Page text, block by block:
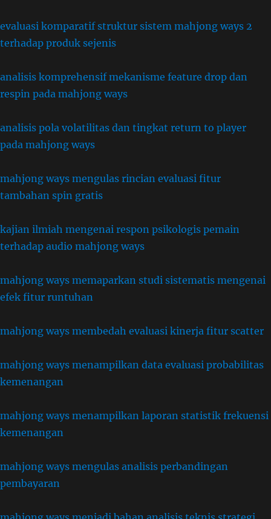
evaluasi komparatif struktur sistem mahjong ways 2
terhadap produk sejenis
analisis komprehensif mekanisme feature drop dan
respin pada mahjong ways
analisis pola volatilitas dan tingkat return to player
pada mahjong ways
mahjong ways mengulas rincian evaluasi fitur
tambahan spin gratis
kajian ilmiah mengenai respon psikologis pemain
terhadap audio mahjong ways
mahjong ways memaparkan studi sistematis mengenai
efek fitur runtuhan
mahjong ways membedah evaluasi kinerja fitur scatter
mahjong ways menampilkan data evaluasi probabilitas
kemenangan
mahjong ways menampilkan laporan statistik frekuensi
kemenangan
mahjong ways mengulas analisis perbandingan
pembayaran